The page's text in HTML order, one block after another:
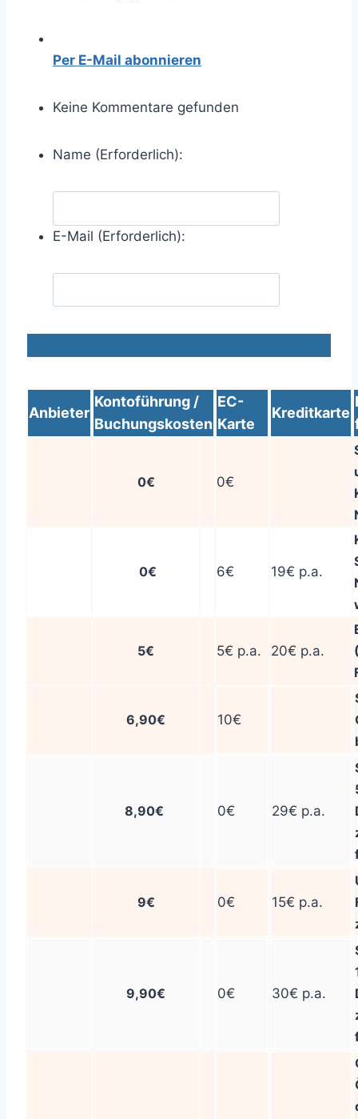
Per E-Mail abonnieren
Keine Kommentare gefunden
Name (Erforderlich):
E-Mail (Erforderlich):
Anbieter
Kontoführung /
Buchungskosten
EC-
Karte
Kreditkarte
0€ 0€
0€ 6€ 19€ p.a.
5€ 5€ p.a. 20€ p.a.
6,90€ 10€
8,90€ 0€ 29€ p.a.
9€ 0€ 15€ p.a.
9,90€ 0€ 30€ p.a.